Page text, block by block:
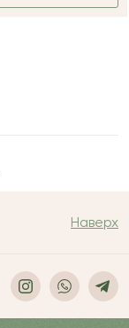
Наверх